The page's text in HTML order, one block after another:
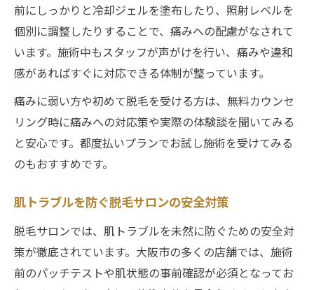
前にしっかりと冷却ジェルを塗布したり、照射レベルを
個別に調整したりすることで、痛みへの配慮がなされて
います。施術中もスタッフが声がけを行い、痛みや違和
感があればすぐに対応できる体制が整っています。
痛みに弱い方や初めて脱毛を受ける方は、無料カウンセ
リング時に痛みへの対応策や実際の体験談を聞いてみる
と安心です。都度払いプランでお試し施術を受けてみる
のもおすすめです。
肌トラブルを防ぐ脱毛サロンの安全対策
脱毛サロンでは、肌トラブルを未然に防ぐための安全対
策が徹底されています。大阪市の多くの店舗では、施術
前のパッチテストや肌状態の事前確認が必須となってお